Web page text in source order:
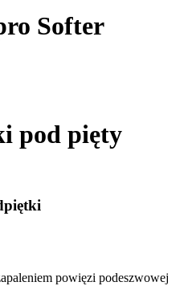
Softer
pod pięty
powięzi podeszwowej